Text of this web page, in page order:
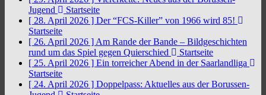
Jugend
Startseite
[ 28. April 2026 ] Der “FCS-Killer” von 1966 wird 85!
Startseite
[ 26. April 2026 ] Am Rande der Bande – Bildgeschichten
rund um das Spiel gegen Quierschied
Startseite
[ 25. April 2026 ] Ein torreicher Abend in der Saarlandliga
Startseite
[ 24. April 2026 ] Doppelpass: Aktuelles aus der Borussen-